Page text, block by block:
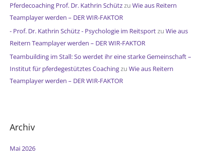
Pferdecoaching Prof. Dr. Kathrin Schützzu Wie aus Reitern
Teamplayer werden – DER WIR-FAKTOR
- Prof. Dr. Kathrin Schütz - Psychologie im Reitsportzu Wie aus
Reitern Teamplayer werden – DER WIR-FAKTOR
Teambuilding im Stall: So werdet ihr eine starke Gemeinschaft –
Institut für pferdegestütztes Coachingzu Wie aus Reitern
Teamplayer werden – DER WIR-FAKTOR
Archiv
Mai 2026